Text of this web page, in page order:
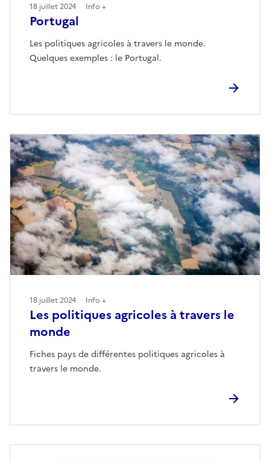
Portugal
Les politiques agricoles à travers le monde.
Quelques exemples : le Portugal.
18 juillet 2024 Info +
Les politiques agricoles à travers le
monde
Fiches pays de différentes politiques agricoles à
travers le monde.
18 juillet 2024 Info +